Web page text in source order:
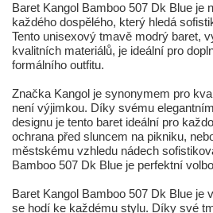
Baret Kangol Bamboo 507 Dk Blue je
každého dospělého, který hledá
Tento unisexový tmavě modrý baret,
kvalitních materiálů, je ideální pro
formálního outfitu.
Značka Kangol je synonymem pro
není výjimkou. Díky svému
designu je tento baret ideální pro
ochrana před sluncem na pikniku,
městskému vzhledu nádech
Bamboo 507 Dk Blue je perfektní
Baret Kangol Bamboo 507 Dk Blue je
se hodí ke každému stylu. Díky své